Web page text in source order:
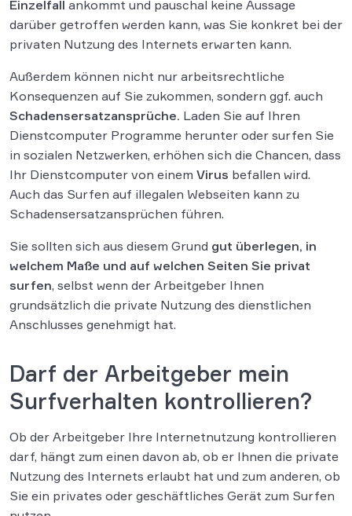
Einzelfall ankommt und pauschal keine Aussage
darüber getroffen werden kann, was Sie konkret bei der
privaten Nutzung des Internets erwarten kann.
Außerdem können nicht nur arbeitsrechtliche
Konsequenzen auf Sie zukommen, sondern ggf. auch
Schadensersatzansprüche. Laden Sie auf Ihren
Dienstcomputer Programme herunter oder surfen Sie
in sozialen Netzwerken, erhöhen sich die Chancen, dass
Ihr Dienstcomputer von einem Virus befallen wird.
Auch das Surfen auf illegalen Webseiten kann zu
Schadensersatzansprüchen führen.
Sie sollten sich aus diesem Grund gut überlegen, in
welchem Maße und auf welchen Seiten Sie privat
surfen, selbst wenn der Arbeitgeber Ihnen
grundsätzlich die private Nutzung des dienstlichen
Anschlusses genehmigt hat.
Darf der Arbeitgeber mein
Surfverhalten kontrollieren?
Ob der Arbeitgeber Ihre Internetnutzung kontrollieren
darf, hängt zum einen davon ab, ob er Ihnen die private
Nutzung des Internets erlaubt hat und zum anderen, ob
Sie ein privates oder geschäftliches Gerät zum Surfen